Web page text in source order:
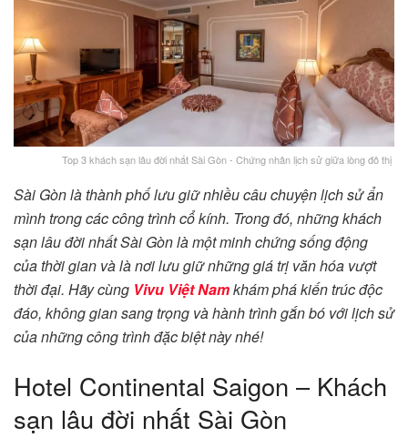
Top 3 khách sạn lâu đời nhất Sài Gòn - Chứng nhân lịch sử giữa lòng đô thị
Sài Gòn là thành phố lưu giữ nhiều câu chuyện lịch sử ẩn
mình trong các công trình cổ kính. Trong đó, những khách
sạn lâu đời nhất Sài Gòn là một minh chứng sống động
của thời gian và là nơi lưu giữ những giá trị văn hóa vượt
thời đại. Hãy cùng Vivu Việt Namkhám phá kiến trúc độc
đáo, không gian sang trọng và hành trình gắn bó với lịch sử
của những công trình đặc biệt này nhé!
Hotel Continental Saigon – Khách
sạn lâu đời nhất Sài Gòn